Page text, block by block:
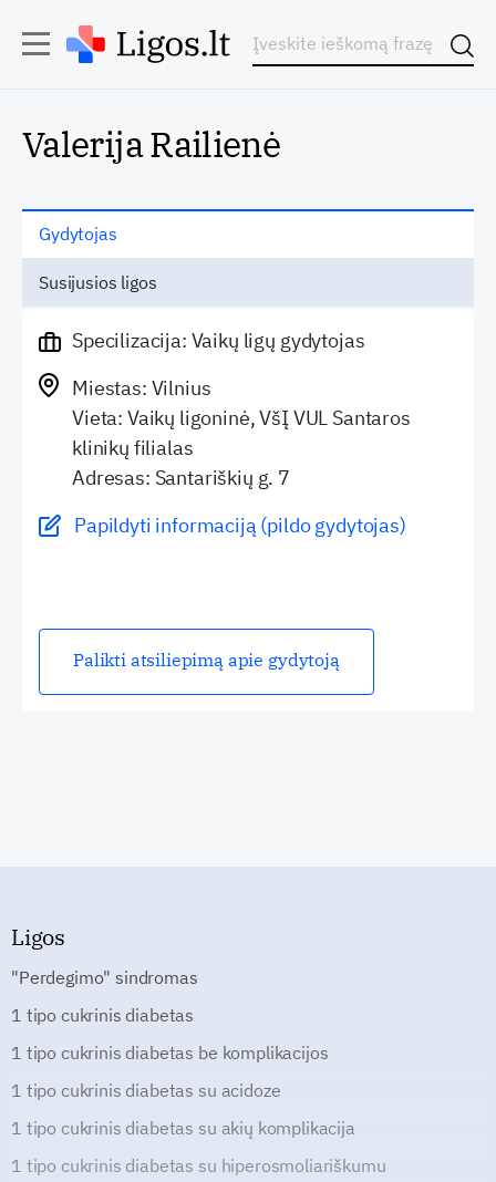
Valerija Railienė
Gydytojas
Susijusios ligos
Specilizacija: Vaikų ligų gydytojas
Miestas: Vilnius
Vieta: Vaikų ligoninė, VšĮ VUL Santaros
klinikų filialas
Adresas: Santariškių g. 7
Papildyti informaciją (pildo gydytojas)
Palikti atsiliepimą apie gydytoją
Ligos
"Perdegimo" sindromas
1 tipo cukrinis diabetas
1 tipo cukrinis diabetas be komplikacijos
1 tipo cukrinis diabetas su acidoze
1 tipo cukrinis diabetas su akių komplikacija
1 tipo cukrinis diabetas su hiperosmoliariškumu